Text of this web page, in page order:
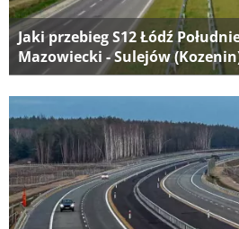
Jaki przebieg S12 Łódź
Mazowiecki - Sulejów